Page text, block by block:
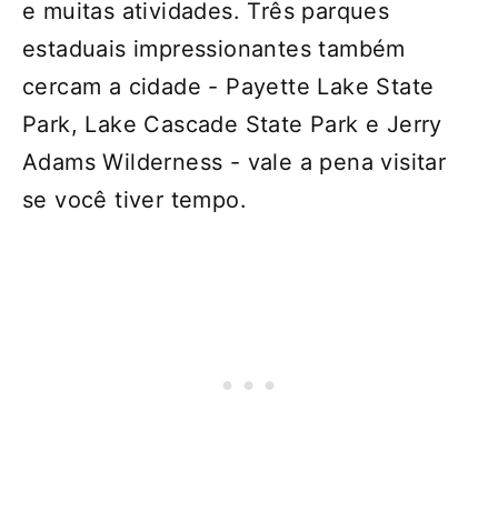
e muitas atividades. Três parques
estaduais impressionantes também
cercam a cidade - Payette Lake State
Park, Lake Cascade State Park e Jerry
Adams Wilderness - vale a pena visitar
se você tiver tempo.